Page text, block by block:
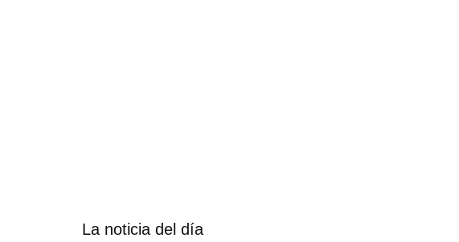
La noticia del día